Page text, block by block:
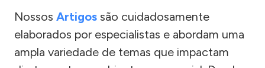
Nossos Artigos são cuidadosamente
elaborados por especialistas e abordam uma
ampla variedade de temas que impactam